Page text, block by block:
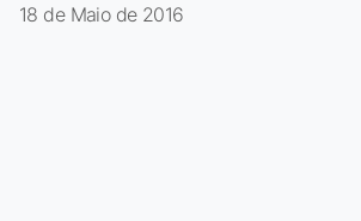
18 de Maio de 2016